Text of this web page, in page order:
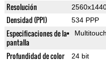
Resolución
Densidad (PPI) 534 PPP
Especificaciones de la
pantalla
Multitouch
Profundidad de color 24 bit